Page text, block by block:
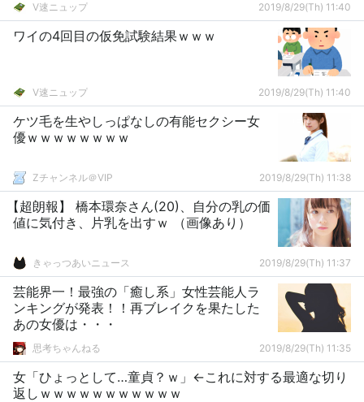
V速ニュップ 2019/8/29(Th) 11:40
ワイの4回目の仮免試験結果ｗｗｗ
V速ニュップ 2019/8/29(Th) 11:40
ケツ毛を生やしっぱなしの有能セクシー女
優ｗｗｗｗｗｗｗｗ
Zチャンネル＠VIP 2019/8/29(Th) 11:38
【超朗報】 橋本環奈さん(20)、自分の乳の価
値に気付き、片乳を出すｗ （画像あり）
きゃっつあいニュース 2019/8/29(Th) 11:37
芸能界一！最強の「癒し系」女性芸能人ラ
ンキングが発表！！再ブレイクを果たした
あの女優は・・・
思考ちゃんねる 2019/8/29(Th) 11:35
女「ひょっとして…童貞？ｗ」←これに対する最適な切り
返しｗｗｗｗｗｗｗｗｗｗｗ